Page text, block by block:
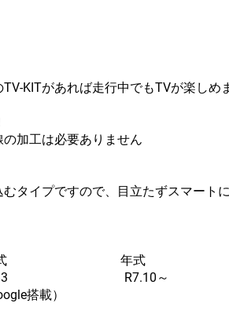
KITがあれば走行中でもTVが楽しめ
加工は必要ありません
タイプですので、目立たずスマート
式 年式
T33 R7.10～
搭載）